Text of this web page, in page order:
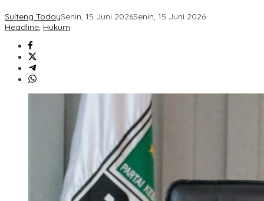
Sulteng TodaySenin, 15 Juni 2026Senin, 15 Juni 2026
Headline, Hukum